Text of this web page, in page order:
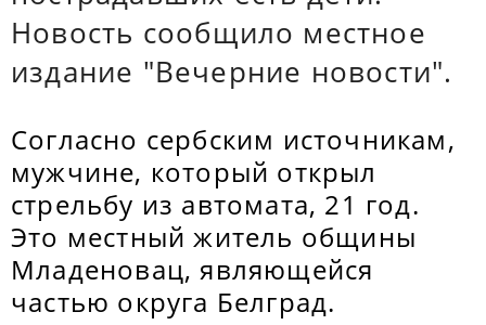
Новость сообщило местное
издание "Вечерние новости".
Согласно сербским источникам,
мужчине, который открыл
стрельбу из автомата, 21 год.
Это местный житель общины
Младеновац, являющейся
частью округа Белград.